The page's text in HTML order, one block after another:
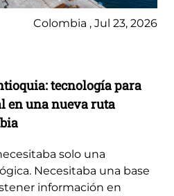
Colombia , Jul 23, 2026
tecnología para
en una nueva ruta
solo una
Necesitaba una base
información en